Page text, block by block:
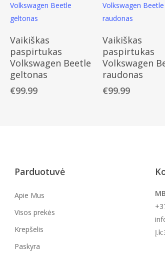
Vaikiškas
paspirtukas
Volkswagen Beetle
geltonas
€99.99
Vaikiškas
paspirtukas
Volkswagen
raudonas
€99.99
Parduotuvė
Apie Mus
Visos prekės
Krepšelis
Paskyra